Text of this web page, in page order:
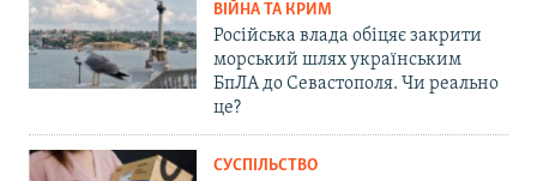
ВІЙНА ТА КРИМ
Російська влада обіцяє закрити
морський шлях українським
БпЛА до Севастополя. Чи реально
це?
СУСПІЛЬСТВО